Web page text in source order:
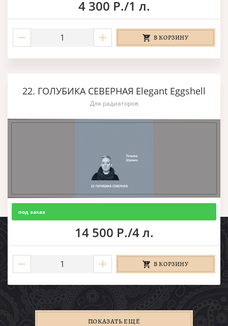
4 300 Р./1 л.
В КОРЗИНУ
22. ГОЛУБИКА СЕВЕРНАЯ Elegant Eggshell
Для радиаторов
под заказ
14 500 Р./4 л.
В КОРЗИНУ
ПОКАЗАТЬ ЕЩЁ